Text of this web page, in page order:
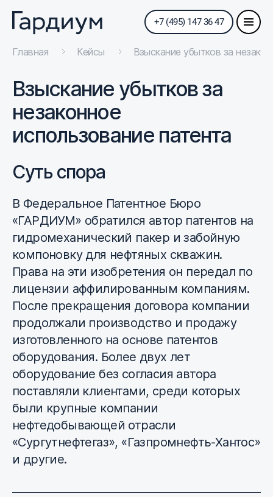
+7 (495) 147 36 47
Главная Кейсы Взыскание убытков за
Взыскание убытков за
незаконное
использование патента
Суть спора
В Федеральное Патентное Бюро
«ГАРДИУМ» обратился автор патентов на
гидромеханический пакер и забойную
компоновку для нефтяных скважин.
Права на эти изобретения он передал по
лицензии аффилированным компаниям.
После прекращения договора компании
продолжали производство и продажу
изготовленного на основе патентов
оборудования. Более двух лет
оборудование без согласия автора
поставляли клиентами, среди которых
были крупные компании
нефтедобывающей отрасли
«Сургутнефтегаз», «Газпромнефть-Хантос»
и другие.